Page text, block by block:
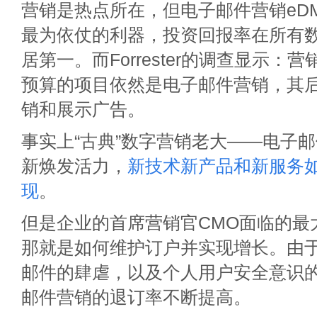
营销是热点所在，但电子邮件营销
最为依仗的利器，投资回报率在所有
居第一。而Forrester的调查显示：营
预算的项目依然是电子邮件营销，其
销和展示广告。
事实上“古典”数字营销老大——电子
新焕发活力， 新技术新产品和新服务
现。
但是企业的首席营销官CMO面临的最
那就是如何维护订户并实现增长。由
邮件的肆虐，以及个人用户安全意识
邮件营销的退订率不断提高。